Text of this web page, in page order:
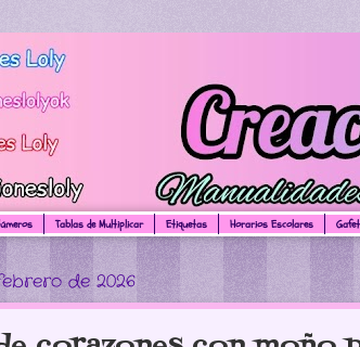
Tablas de Multiplicar Etiquetas Horarios Escolares
de 2026